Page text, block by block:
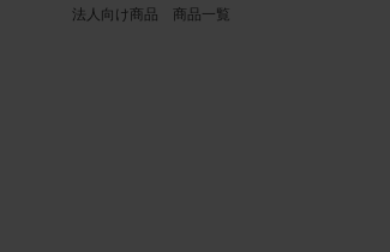
当社は、商品写真データの正確性、完全性、適合
法人向け商品 商品一覧